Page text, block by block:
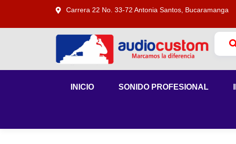
Carrera 22 No. 33-72 Antonia Santos, Bucaramanga
INICIO SONIDO PROFESIONAL